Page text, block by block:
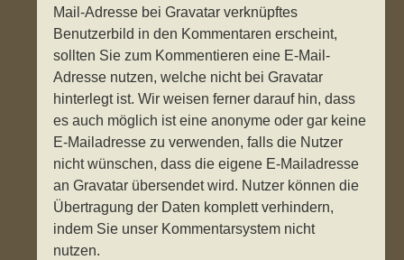
Mail-Adresse bei Gravatar verknüpftes
Benutzerbild in den Kommentaren erscheint,
sollten Sie zum Kommentieren eine E-Mail-
Adresse nutzen, welche nicht bei Gravatar
hinterlegt ist. Wir weisen ferner darauf hin, dass
es auch möglich ist eine anonyme oder gar keine
E-Mailadresse zu verwenden, falls die Nutzer
nicht wünschen, dass die eigene E-Mailadresse
an Gravatar übersendet wird. Nutzer können die
Übertragung der Daten komplett verhindern,
indem Sie unser Kommentarsystem nicht
nutzen.